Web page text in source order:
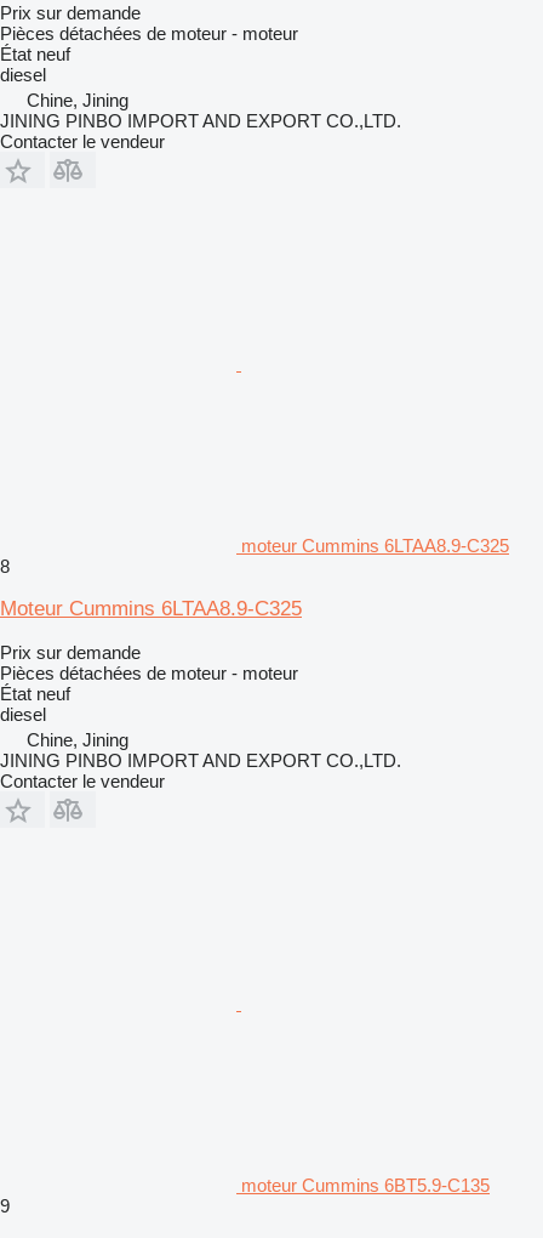
Prix sur demande
Pièces détachées de moteur - moteur
État neuf
diesel
Chine, Jining
JINING PINBO IMPORT AND EXPORT CO.,LTD.
Contacter le vendeur
moteur Cummins 6LTAA8.9-C325
8
Moteur Cummins 6LTAA8.9-C325
Prix sur demande
Pièces détachées de moteur - moteur
État neuf
diesel
Chine, Jining
JINING PINBO IMPORT AND EXPORT CO.,LTD.
Contacter le vendeur
moteur Cummins 6BT5.9-C135
9